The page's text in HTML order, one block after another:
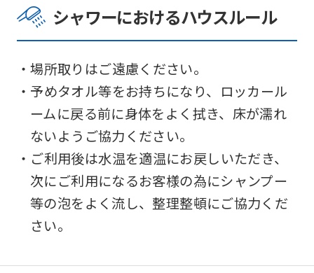
シャワーにおけるハウスルール
・場所取りはご遠慮ください。
・予めタオル等をお持ちになり、ロッカール
ームに戻る前に身体をよく拭き、床が濡れ
ないようご協力ください。
・ご利用後は水温を適温にお戻しいただき、
次にご利用になるお客様の為にシャンプー
等の泡をよく流し、整理整頓にご協力くだ
さい。